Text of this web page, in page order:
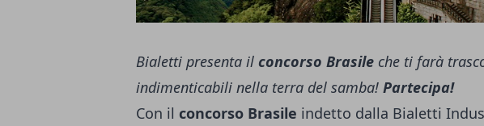
Bialetti presenta il concorso Brasile che ti farà
indimenticabili nella terra del samba! Partecipa!
Con il concorso Brasile indetto dalla Bialetti